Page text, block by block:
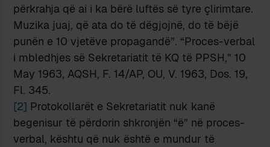
përkrahja që ai i ka bërë luftës së tyre çlirimtare.
Muzika juaj, që ata do të dëgjojnë, do të bëjë
punën e 10 vjetëve propagandë”. “Proces-verbal
i mbledhjes së Sekretariatit të KQ të PPSH,” 10
May 1963, AQSH, F. 14/AP, OU, V. 1963, Dos. 19,
Fl. 345.
[2] Protokollarët e Sekretariatit nuk kanë
begenisur të përdorin shkronjën “ë” në proces-
verbal, kështu që nuk është e mundur të